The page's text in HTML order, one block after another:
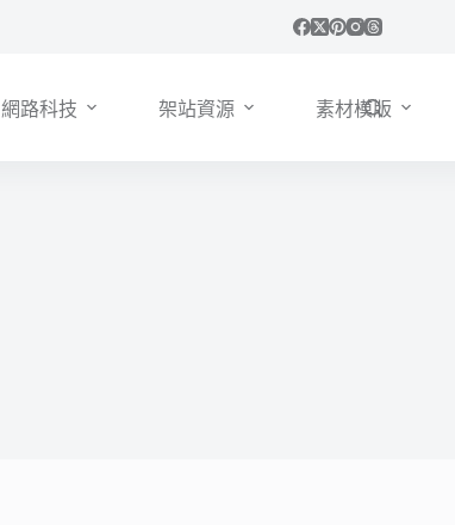
網路科技 架站資源 素材模版